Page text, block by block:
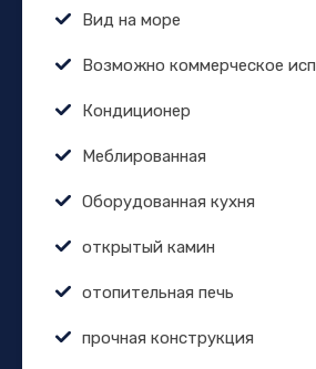
Вид на море
Возможно коммерческое
Кондиционер
Меблированная
Оборудованная кухня
открытый камин
отопительная печь
прочная конструкция